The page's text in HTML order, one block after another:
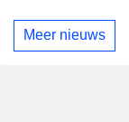
Meer nieuws